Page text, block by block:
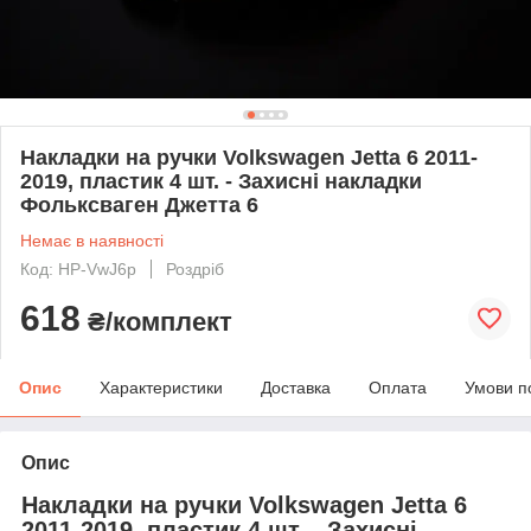
Накладки на ручки Volkswagen Jetta 6 2011-
2019, пластик 4 шт. - Захисні накладки
Фольксваген Джетта 6
Немає в наявності
Код: HP-VwJ6p
Роздріб
618 ₴/комплект
Опис Характеристики Доставка Оплата Умови
Опис
Накладки на ручки Volkswagen Jetta 6